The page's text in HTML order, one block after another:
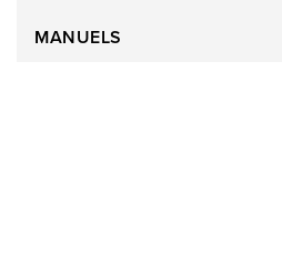
MANUELS